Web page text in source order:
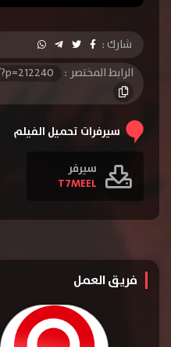
شارك :
الرابط المختصر :
سيرفرات تحميل الفيلم
سيرفر
T7MEEL
فريق العمل